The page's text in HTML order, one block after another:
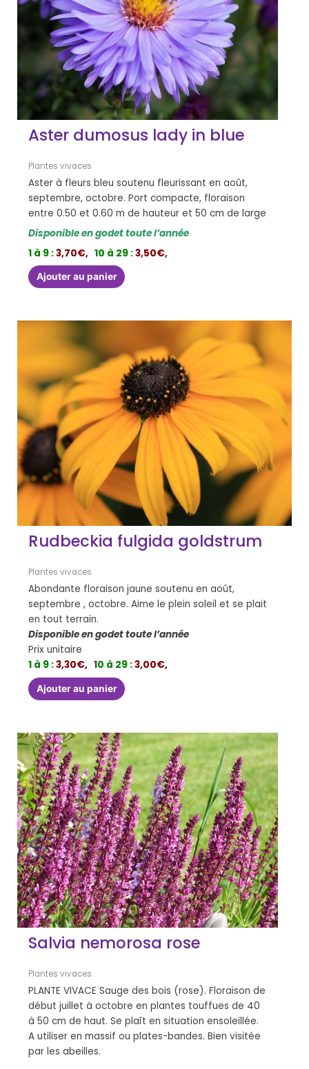
Aster dumosus lady in blue
Plantes vivaces
Aster à fleurs bleu soutenu fleurissant en août,
septembre, octobre. Port compacte, floraison
entre 0.50 et 0.60 m de hauteur et 50 cm de large
Disponible en godet toute l’année
1 à 9 :3,70€,10 à 29 :3,50€,
Ajouter au panier
Rudbeckia fulgida goldstrum
Plantes vivaces
Abondante floraison jaune soutenu en août,
septembre , octobre. Aime le plein soleil et se plait
en tout terrain.
Disponible en godet toute l’année
Prix unitaire
1 à 9 :3,30€, 10 à 29 :3,00€,
Ajouter au panier
Salvia nemorosa rose
Plantes vivaces
PLANTE VIVACE Sauge des bois (rose). Floraison de
début juillet à octobre en plantes touffues de 40
à 50 cm de haut. Se plaît en situation ensoleillée.
A utiliser en massif ou plates-bandes. Bien visitée
par les abeilles.